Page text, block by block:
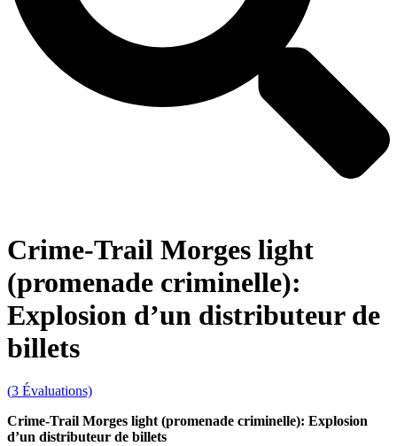
Crime-Trail Morges light
(promenade criminelle):
Explosion d’un distributeur de
billets
(3 Évaluations)
Crime-Trail Morges light (promenade criminelle): Explosion
d’un distributeur de billets